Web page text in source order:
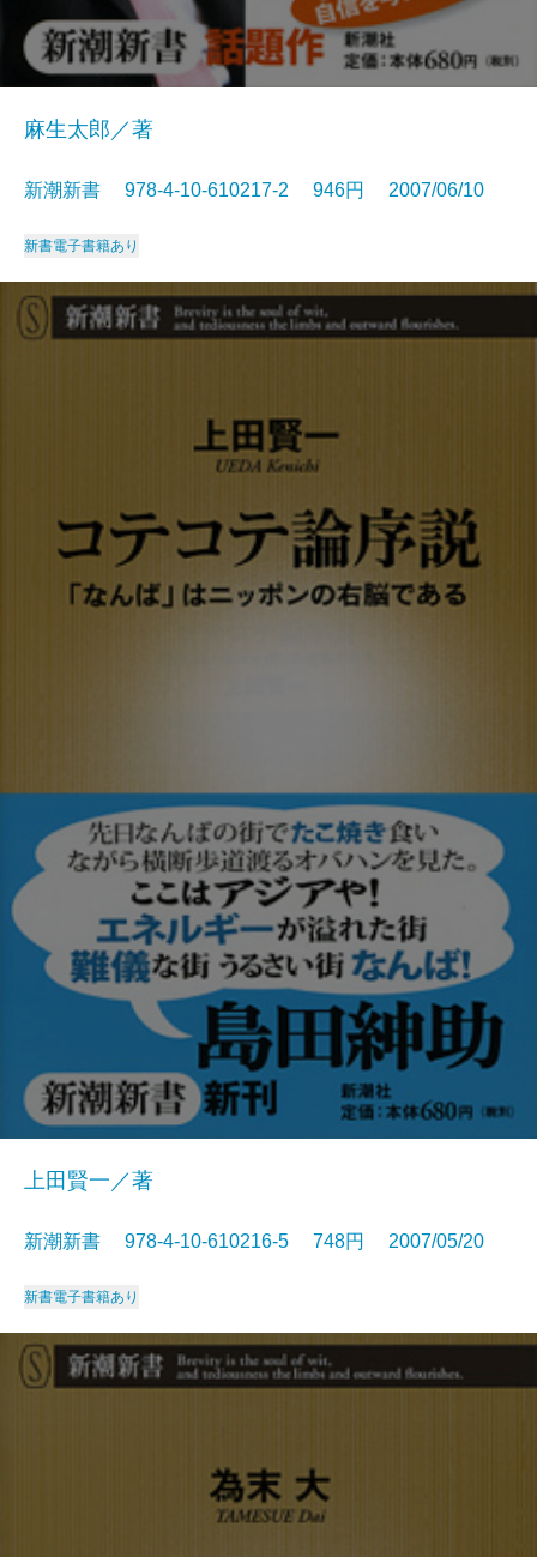
麻生太郎／著
新潮新書 978-4-10-610217-2 946円 2007/06/10
新書電子書籍あり
上田賢一／著
新潮新書 978-4-10-610216-5 748円 2007/05/20
新書電子書籍あり